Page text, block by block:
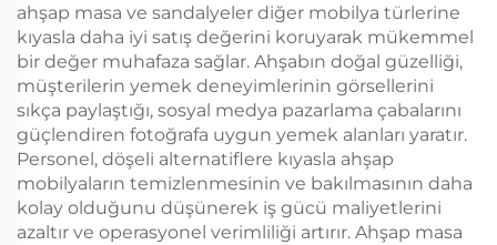
ahşap masa ve sandalyeler diğer mobilya türlerine
kıyasla daha iyi satış değerini koruyarak mükemmel
bir değer muhafaza sağlar. Ahşabın doğal güzelliği,
müşterilerin yemek deneyimlerinin görsellerini
sıkça paylaştığı, sosyal medya pazarlama çabalarını
güçlendiren fotoğrafa uygun yemek alanları yaratır.
Personel, döşeli alternatiflere kıyasla ahşap
mobilyaların temizlenmesinin ve bakılmasının daha
kolay olduğunu düşünerek iş gücü maliyetlerini
azaltır ve operasyonel verimliliği artırır. Ahşap masa